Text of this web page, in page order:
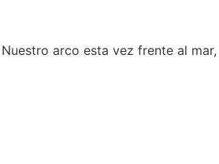
Nuestro arco esta vez frente al mar,